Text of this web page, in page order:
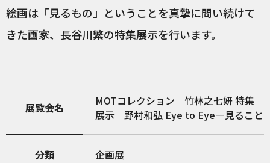
絵画は「見るもの」ということを真摯に問い続けて
きた画家、長谷川繁の特集展示を行います。
展覧会名
MOTコレクション 竹林之七妍 特集
展示 野村和弘 Eye to Eye—見ること
分類 企画展